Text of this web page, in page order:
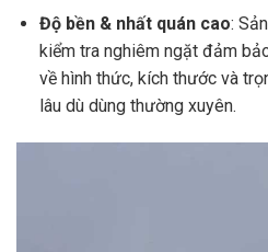
Độ bền & nhất quán cao:
kiểm tra nghiêm ngặt đảm
về hình thức, kích thước và
lâu dù dùng thường xuyên.